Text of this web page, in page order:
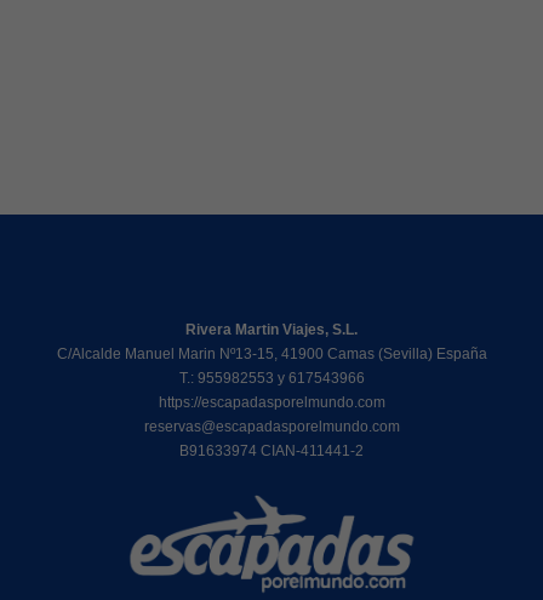
Rivera Martin Viajes, S.L.
C/Alcalde Manuel Marin Nº13-15, 41900 Camas (Sevilla) España
T.: 955982553 y 617543966
https://escapadasporelmundo.com
reservas@escapadasporelmundo.com
B91633974 CIAN-411441-2